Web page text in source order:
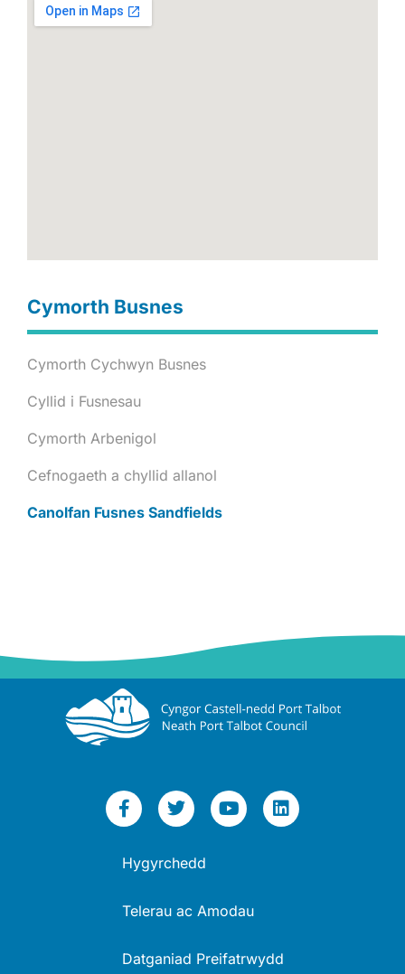
Cymorth Busnes
Cymorth Cychwyn Busnes
Cyllid i Fusnesau
Cymorth Arbenigol
Cefnogaeth a chyllid allanol
Canolfan Fusnes Sandfields
Hygyrchedd
Telerau ac Amodau
Datganiad Preifatrwydd